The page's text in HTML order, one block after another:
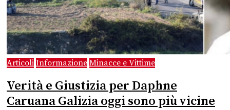
Articoli Informazione Minacce e Vittime
Verità e Giustizia per Daphne
Caruana Galizia oggi sono più vicine